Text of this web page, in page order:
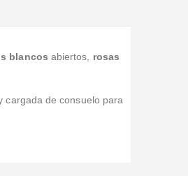
blancos abiertos, rosas
cargada de consuelo para